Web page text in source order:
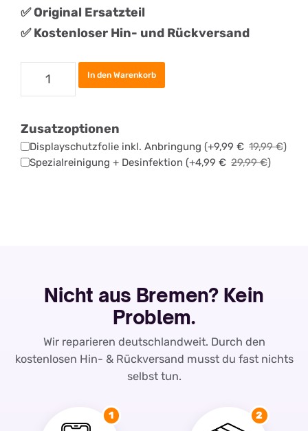
✅Original Ersatzteil
✅ Kostenloser Hin- und Rückversand
Samsung
Galaxy
Akku
Tauschen
In den Warenkorb
Zusatzoptionen
Displayschutzfolie inkl. Anbringung (+9,99 € 19,99€)
Spezialreinigung + Desinfektion (+4,99 € 29,99€)
Nicht aus Bremen? Kein
Problem.
Wir reparieren deutschlandweit. Durch den
kostenlosen Hin- & Rückversand musst du fast nichts
selbst tun.
1 2